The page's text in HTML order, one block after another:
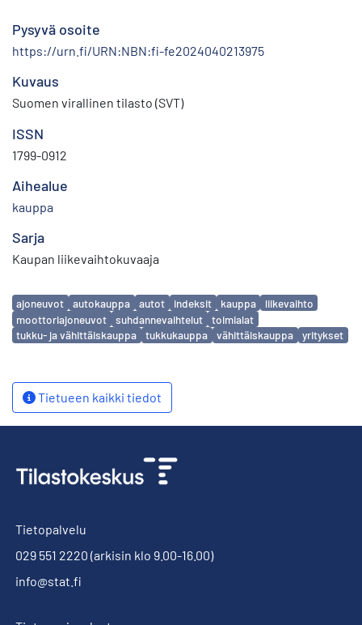
Pysyvä osoite
https://urn.fi/URN:NBN:fi-fe2024040213975
Kuvaus
Suomen virallinen tilasto (SVT)
ISSN
1799-0912
Aihealue
kauppa
Sarja
Kaupan liikevaihtokuvaaja
Avainsanat
ajoneuvot autokauppa autot indeksit kauppa
liikevaihto
moottoriajoneuvot
suhdannevaihtelut
toimialat
tukku- ja vähittäiskauppa
tukkukauppa vähittäiskauppa yritykset
Tietueen kaikki tiedot
Tietopalvelu
029 551 2220 (arkisin klo 9.00-16.00)
info@stat.fi